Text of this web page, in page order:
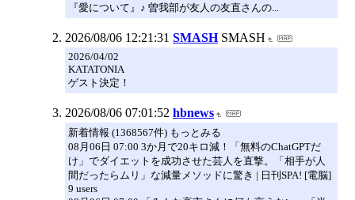
『愛について』♪ 曽我部が友人の友直さんの...
2026/08/06 12:21:31 SMASH SMASH
2026/04/02
KATATONIA
ゲスト決定！
2026/08/06 07:01:52 hbnews
新着情報 (1368567件) もっとみる
08月06日 07:00 3か月で20キロ減！「無料のChatGPTだ
け」でダイエットを成功させた芸人を直撃。「相手が人
間だったらムリ」な減量メソッドに驚き | 日刊SPA! [電脳]
9 users